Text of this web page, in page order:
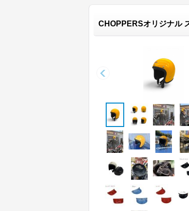
CHOPPERSオリジナル